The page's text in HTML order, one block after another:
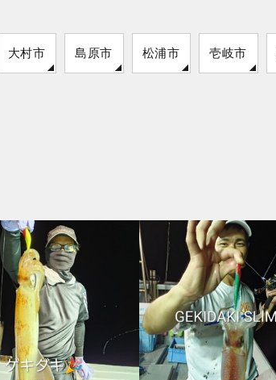
大村市 島原市 松浦市 壱岐市